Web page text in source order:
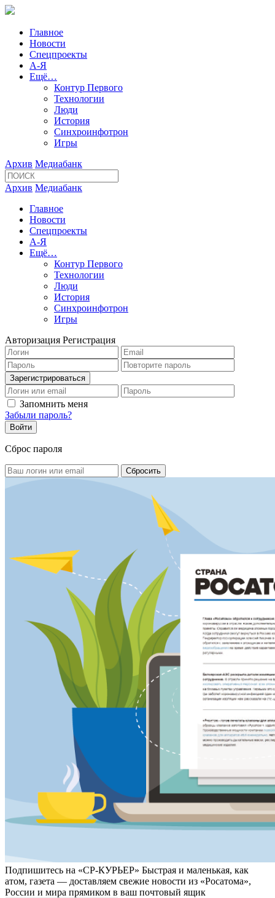
Главное
Новости
Спецпроекты
А-Я
Ещё…
Контур Первого
Технологии
Люди
История
Синхроинфотрон
Игры
Архив Медиабанк
Архив Медиабанк
Главное
Новости
Спецпроекты
А-Я
Ещё…
Контур Первого
Технологии
Люди
История
Синхроинфотрон
Игры
Авторизация Регистрация
Запомнить меня
Забыли пароль?
Сброс пароля
Подпишитесь на «СР-КУРЬЕР» Быстрая и маленькая, как
атом, газета — доставляем свежие новости из «Росатома»,
России и мира прямиком в ваш почтовый ящик